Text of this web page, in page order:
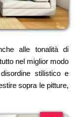
alle tonalità di
nel miglior modo
stilistico e
sopra le pitture,